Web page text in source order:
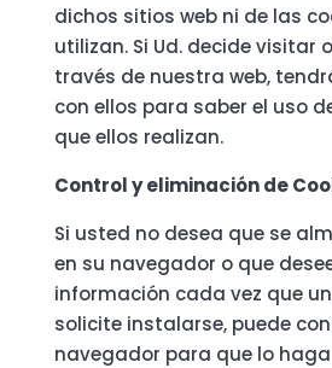
dichos sitios web ni de las
utilizan. Si Ud. decide visitar
través de nuestra web,
con ellos para saber el uso
que ellos realizan.
Control y eliminación de
Si usted no desea que se
en su navegador o que
información cada vez que
solicite instalarse, puede
navegador para que lo